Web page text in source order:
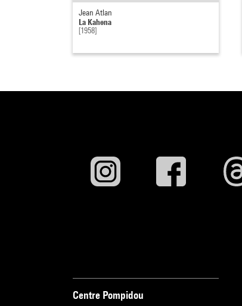
Jean Atlan
La Kahena
[1958]
Centre Pompidou